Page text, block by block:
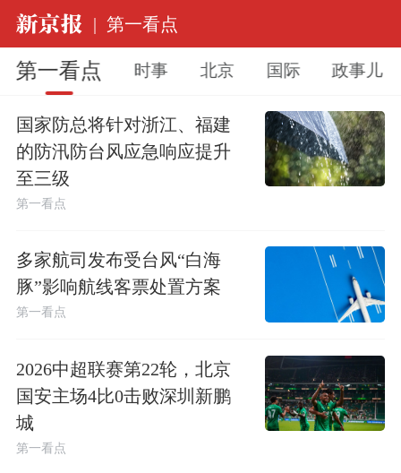
| 第一看点
第一看点 时事 北京 国际 政事儿
国家防总将针对浙江、福建
的防汛防台风应急响应提升
至三级
第一看点
多家航司发布受台风“白海
豚”影响航线客票处置方案
第一看点
2026中超联赛第22轮，北京
国安主场4比0击败深圳新鹏
城
第一看点